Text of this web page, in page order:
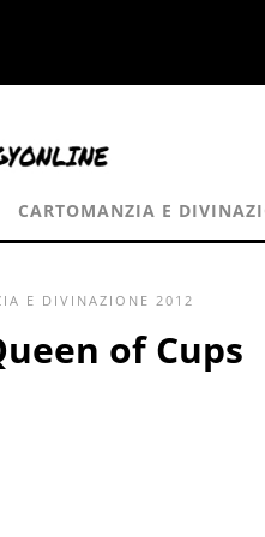
CARTOMANZIA E
E DIVINAZIONE 2012
of Cups